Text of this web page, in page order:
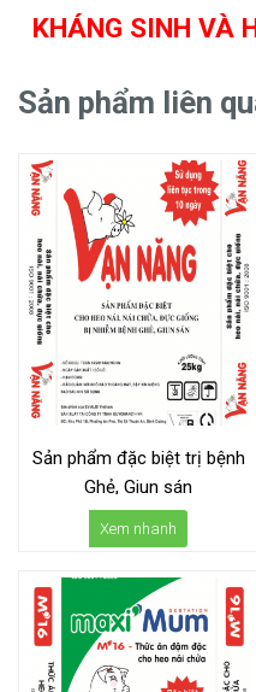
KHÁNG SINH VÀ
Sản phẩm liên
Sản phẩm đặc biệt trị bệnh
Ghẻ, Giun sán
Xem nhanh